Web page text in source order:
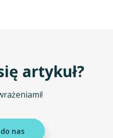
artykuł?
nas